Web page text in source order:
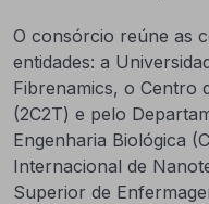
O consórcio reúne as
entidades: a
Fibrenamics, o Centro
(2C2T) e pelo
Engenharia Biológica
Internacional de
Superior de